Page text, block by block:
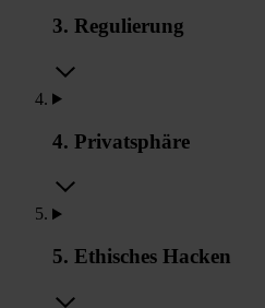
3. Regulierung
4. Privatsphäre
5. Ethisches Hacken